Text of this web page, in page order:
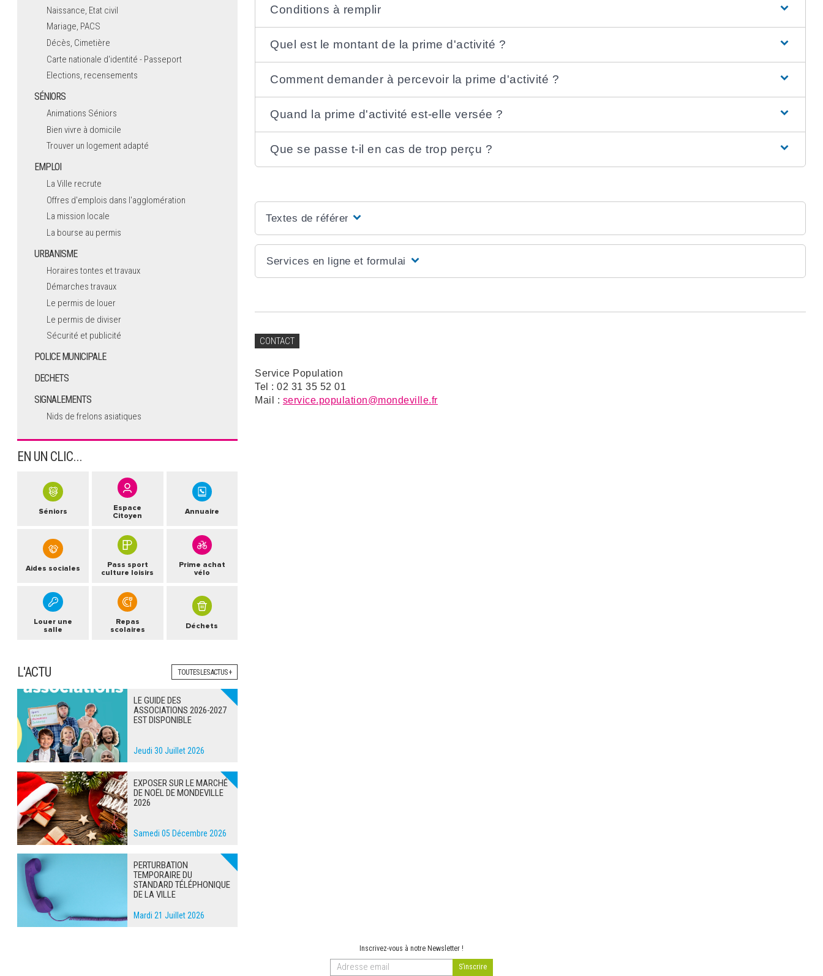
Conditions à remplir
Quel est le montant de la prime d'activité ?
Comment demander à percevoir la prime d'activité ?
Quand la prime d'activité est-elle versée ?
Que se passe t-il en cas de trop perçu ?
Textes de référence
Services en ligne et formulaires
CONTACT
Service Population
Tel : 02 31 35 52 01
Mail : service.population@mondeville.fr
Naissance, Etat civil
Mariage, PACS
Décès, Cimetière
Carte nationale d'identité - Passeport
Elections, recensements
SÉNIORS
Animations Séniors
Bien vivre à domicile
Trouver un logement adapté
EMPLOI
La Ville recrute
Offres d'emplois dans l'agglomération
La mission locale
La bourse au permis
URBANISME
Horaires tontes et travaux
Démarches travaux
Le permis de louer
Le permis de diviser
Sécurité et publicité
POLICE MUNICIPALE
DECHETS
SIGNALEMENTS
Nids de frelons asiatiques
EN UN CLIC...
Séniors
Espace
Citoyen
Annuaire
Aides sociales
Pass sport
culture loisirs
Prime achat
vélo
Louer une
salle
Repas
scolaires
Déchets
L'ACTU TOUTES LES ACTUS +
LE GUIDE DES
ASSOCIATIONS 2026-2027
EST DISPONIBLE
Jeudi 30 Juillet 2026
EXPOSER SUR LE MARCHÉ
DE NOËL DE MONDEVILLE
2026
Samedi 05 Décembre 2026
PERTURBATION
TEMPORAIRE DU
STANDARD TÉLÉPHONIQUE
DE LA VILLE
Mardi 21 Juillet 2026
Inscrivez-vous à notre Newsletter !